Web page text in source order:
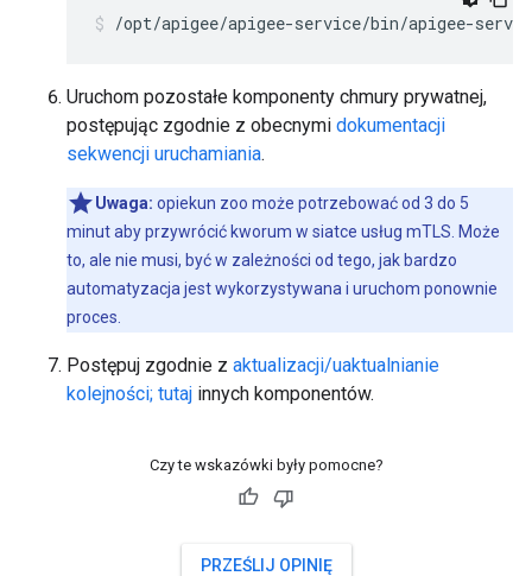
/opt/apigee/apigee-service/bin/apigee-
Uruchom pozostałe komponenty chmury prywatnej,
postępując zgodnie z obecnymi dokumentacji
sekwencji uruchamiania.
Uwaga: opiekun zoo może potrzebować od 3 do 5
minut aby przywrócić kworum w siatce usług mTLS. Może
to, ale nie musi, być w zależności od tego, jak bardzo
automatyzacja jest wykorzystywana i uruchom ponownie
proces.
Postępuj zgodnie z aktualizacji/uaktualnianie
kolejności; tutaj innych komponentów.
Czy te wskazówki były pomocne?
PRZEŚLIJ OPINIĘ